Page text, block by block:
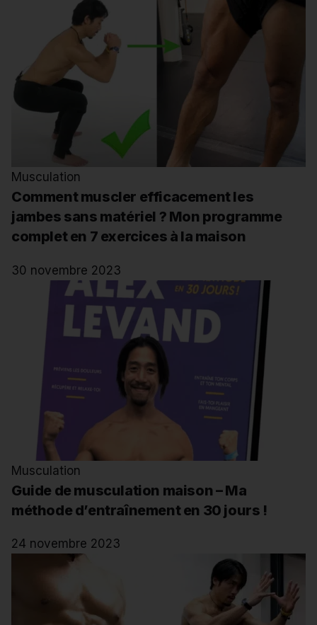
Musculation
Comment muscler efficacement les
jambes sans matériel ? Mon programme
complet en 7 exercices à la maison
30 novembre 2023
Musculation
Guide de musculation maison – Ma
méthode d’entraînement en 30 jours !
24 novembre 2023